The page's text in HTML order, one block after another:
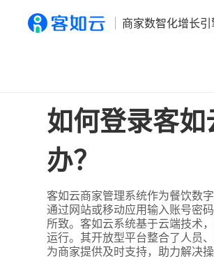
商家数智化增长
如何登录客
办？
客如云商家管理系统作为餐饮数
通过网站或移动应用输入账号密
所致。客如云系统基于云端技术
运行。其开放型平台整合了人员
为商家提供及时支持，助力解决